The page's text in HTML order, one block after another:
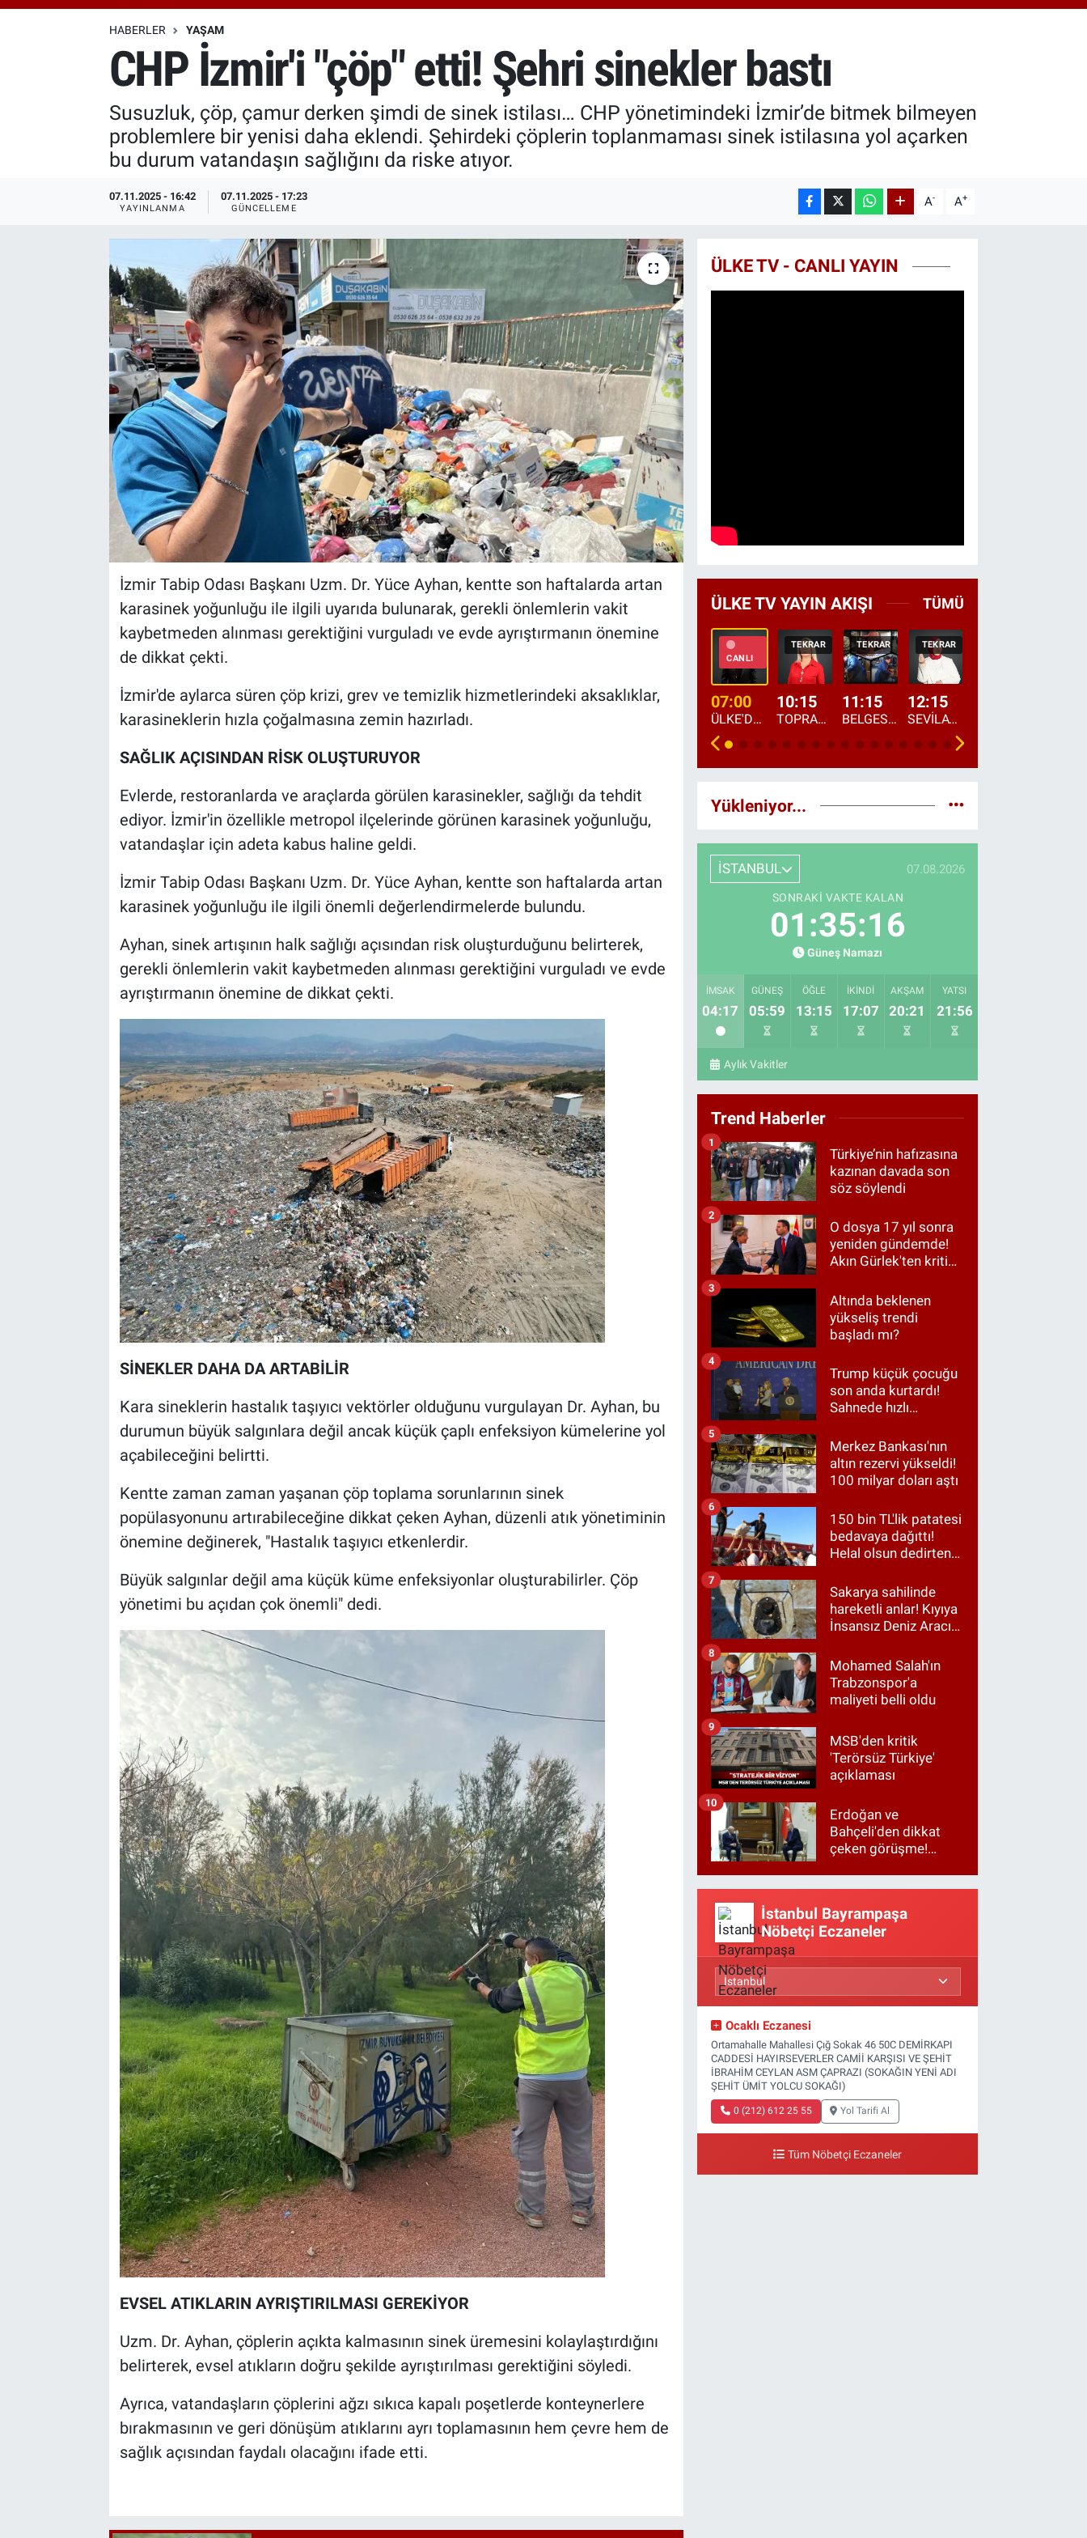
64.225,61
%-0.63
HABERLER YAŞAM
CHP İzmir'i "çöp" etti! Şehri sinekler bastı
Susuzluk, çöp, çamur derken şimdi de sinek istilası… CHP yönetimindeki İzmir’de bitmek bilmeyen
problemlere bir yenisi daha eklendi. Şehirdeki çöplerin toplanmaması sinek istilasına yol açarken
bu durum vatandaşın sağlığını da riske atıyor.
07.11.2025 - 16:42
YAYINLANMA
07.11.2025 - 17:23
GÜNCELLEME A- A+
İzmir Tabip Odası Başkanı Uzm. Dr. Yüce Ayhan, kentte son haftalarda artan
karasinek yoğunluğu ile ilgili uyarıda bulunarak, gerekli önlemlerin vakit
kaybetmeden alınması gerektiğini vurguladı ve evde ayrıştırmanın önemine
de dikkat çekti.
İzmir'de aylarca süren çöp krizi, grev ve temizlik hizmetlerindeki aksaklıklar,
karasineklerin hızla çoğalmasına zemin hazırladı.
SAĞLIK AÇISINDAN RİSK OLUŞTURUYOR
Evlerde, restoranlarda ve araçlarda görülen karasinekler, sağlığı da tehdit
ediyor. İzmir'in özellikle metropol ilçelerinde görünen karasinek yoğunluğu,
vatandaşlar için adeta kabus haline geldi.
İzmir Tabip Odası Başkanı Uzm. Dr. Yüce Ayhan, kentte son haftalarda artan
karasinek yoğunluğu ile ilgili önemli değerlendirmelerde bulundu.
Ayhan, sinek artışının halk sağlığı açısından risk oluşturduğunu belirterek,
gerekli önlemlerin vakit kaybetmeden alınması gerektiğini vurguladı ve evde
ayrıştırmanın önemine de dikkat çekti.
SİNEKLER DAHA DA ARTABİLİR
Kara sineklerin hastalık taşıyıcı vektörler olduğunu vurgulayan Dr. Ayhan, bu
durumun büyük salgınlara değil ancak küçük çaplı enfeksiyon kümelerine yol
açabileceğini belirtti.
Kentte zaman zaman yaşanan çöp toplama sorunlarının sinek
popülasyonunu artırabileceğine dikkat çeken Ayhan, düzenli atık yönetiminin
önemine değinerek, "Hastalık taşıyıcı etkenlerdir.
Büyük salgınlar değil ama küçük küme enfeksiyonlar oluşturabilirler. Çöp
yönetimi bu açıdan çok önemli" dedi.
EVSEL ATIKLARIN AYRIŞTIRILMASI GEREKİYOR
Uzm. Dr. Ayhan, çöplerin açıkta kalmasının sinek üremesini kolaylaştırdığını
belirterek, evsel atıkların doğru şekilde ayrıştırılması gerektiğini söyledi.
Ayrıca, vatandaşların çöplerini ağzı sıkıca kapalı poşetlerde konteynerlere
bırakmasının ve geri dönüşüm atıklarını ayrı toplamasının hem çevre hem de
sağlık açısından faydalı olacağını ifade etti.
ÜLKE TV - CANLI YAYIN
ÜLKE TV YAYIN AKIŞI TÜMÜ
CANLI
07:00
ÜLKE'DE BU SABAH
TEKRAR
10:15
TOPRAKTAN SOFRAYA
TEKRAR
11:15
BELGESEL: "ÜLKE'NİN ALIN TERİ"
TEKRAR
12:15
SEVİLAY SUNGUR İLE ELİMİN BEREKETİ
Yükleniyor...
İSTANBUL 07.08.2026
SONRAKI VAKTE KALAN
01:35:14
Güneş Namazı
İMSAK
04:17
GÜNEŞ
05:59
ÖĞLE
13:15
İKINDI
17:07
AKŞAM
20:21
YATSI
21:56
Aylık Vakitler
Trend Haberler
Türkiye’nin hafızasına
kazınan davada son
söz söylendi
1
O dosya 17 yıl sonra
yeniden gündemde!
Akın Gürlek'ten kritik
2
Altında beklenen
yükseliş trendi
başladı mı?
3
Trump küçük çocuğu
son anda kurtardı!
Sahnede hızlı
4
Merkez Bankası'nın
altın rezervi yükseldi!
100 milyar doları aştı
5
150 bin TL'lik patatesi
bedavaya dağıttı!
Helal olsun dedirten
6
Sakarya sahilinde
hareketli anlar! Kıyıya
İnsansız Deniz Aracı
7
Mohamed Salah'ın
Trabzonspor'a
maliyeti belli oldu
8
MSB'den kritik
'Terörsüz Türkiye'
açıklaması
9
Erdoğan ve
Bahçeli'den dikkat
çeken görüşme!
10
İstanbul Bayrampaşa
Nöbetçi Eczaneler
Ocaklı Eczanesi
Ortamahalle Mahallesi Çığ Sokak 46 50C DEMİRKAPI
CADDESİ HAYIRSEVERLER CAMİİ KARŞISI VE ŞEHİT
İBRAHİM CEYLAN ASM ÇAPRAZI (SOKAĞIN YENİ ADI
ŞEHİT ÜMİT YOLCU SOKAĞI)
0 (212) 612 25 55 Yol Tarifi Al
Tüm Nöbetçi Eczaneler
Özel Haberler
Özel Haberler
Erişim Bilgileri
Haber Arşivi